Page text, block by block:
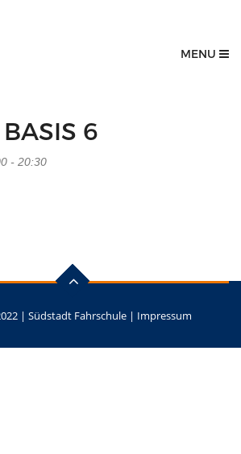
MENU
6
- 20:30
| Südstadt Fahrschule | Impressum